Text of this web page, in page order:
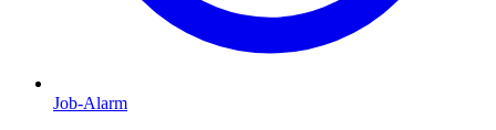
Job-Alarm